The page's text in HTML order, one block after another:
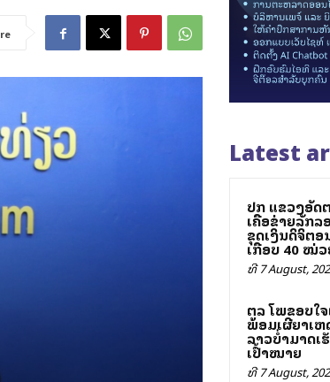
Latest
ປກສ ແຂວງອັ
ເຄືອຂ່າຍລັກລ
ຂຸດເງິນດິຈິຕອ
ເກືອບ 40 ໝ່
ທີ 7 August,
ສຕລ ໂພສຂອບ
ພ້ອມເຜີຍສາເ
ລາວບໍ່ສາມາດ
ເປົ້າໝາຍ
ທີ 7 August,